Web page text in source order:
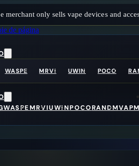
merchant only sells vape devices and
de página
WASPE MRVI UWIN POCO
WASPEMRVIUWINPOCORANDM